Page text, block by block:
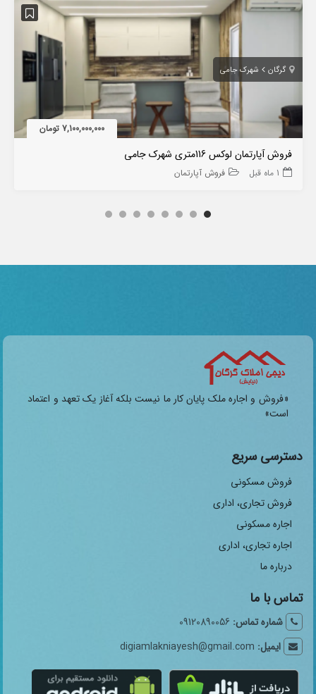
گرگان شهرک جامی
7,100,000,000 تومان
فروش آپارتمان لوکس 116متری شهرک جامی
1 ماه قبل فروش آپارتمان
«فروش و اجاره ملک پایان کار ما نیست بلکه آغاز یک تعهد و اعتماد
است»
دسترسی سریع
فروش مسکونی
فروش تجاری، اداری
اجاره مسکونی
اجاره تجاری، اداری
درباره ما
تماس با ما
شماره تماس: 09120890056
ایمیل: digiamlakniayesh@gmail.com